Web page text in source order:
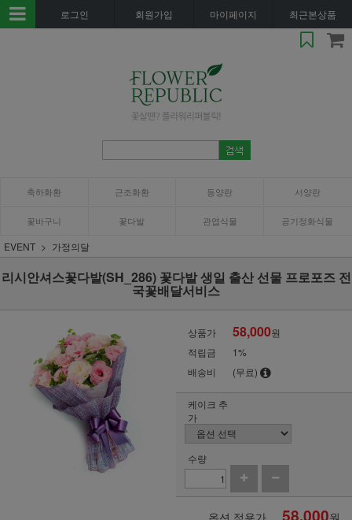
로그인 회원가입 마이페이지 최근본상품
축하화환 근조화환 동양란 서양란
꽃바구니 꽃다발 관엽식물 공기정화식물
EVENT 가정의달
리시안셔스꽃다발(SH_286) 꽃다발 생일 출산 선물 프로포즈 전
국꽃배달서비스
상품가 58,000원
적립금
1%
배송비
(무료)
케이크 추
가
수량
옵션 적용가 58,000원